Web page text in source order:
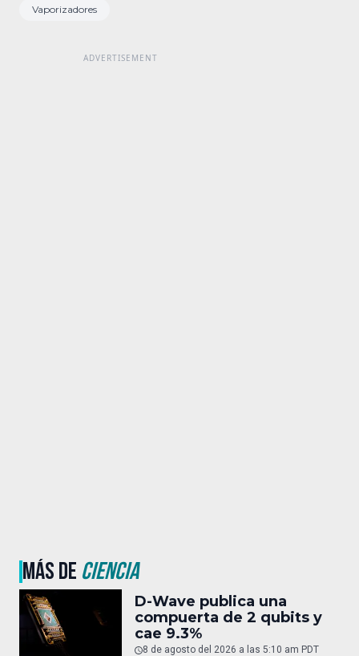
Vaporizadores
MÁS DE CIENCIA
D-Wave publica una
compuerta de 2 qubits y
cae 9.3%
8 de agosto del 2026 a las 5:10 am PDT